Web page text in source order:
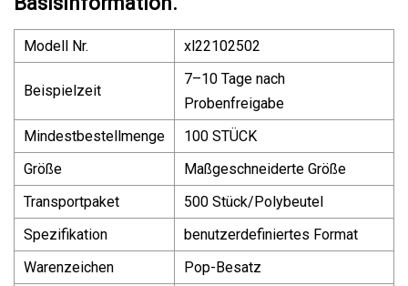
Modell Nr. xl22102502
Beispielzeit
7–10 Tage nach
Probenfreigabe
Mindestbestellmenge
100 STÜCK
Größe
Maßgeschneiderte Größe
Transportpaket
500 Stück/Polybeutel
Spezifikation
benutzerdefiniertes Format
Warenzeichen
Pop-Besatz